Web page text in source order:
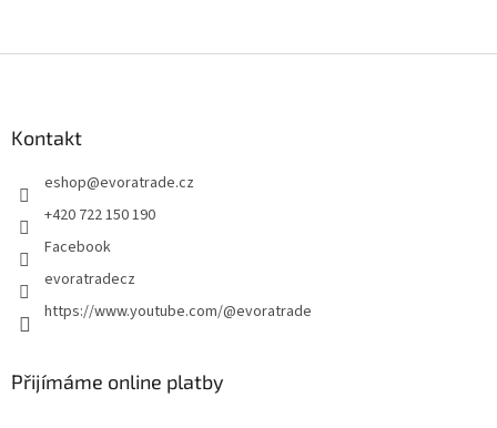
Kontakt
eshop@evoratrade.cz
+420 722 150 190
Facebook
evoratradecz
https://www.youtube.com/@evoratrade
Přijímáme online platby